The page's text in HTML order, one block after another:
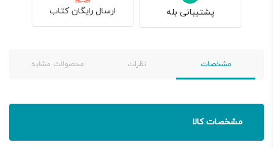
پشتیبانی بله ارسال رایگان کتاب
مشخصات نظرات محصولات مشابه
مشخصات کالا